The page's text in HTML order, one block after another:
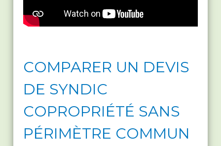
COMPARER UN DEVIS
DE SYNDIC
COPROPRIÉTÉ SANS
PÉRIMÈTRE COMMUN